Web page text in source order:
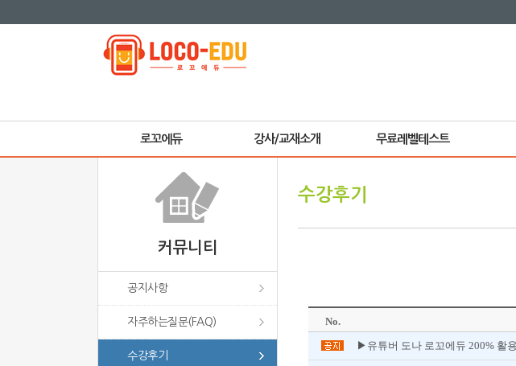
로꼬에듀 강사/교재소개 무료레벨테스트
커뮤니티
공지사항
자주하는질문(FAQ)
수강후기
수강후기